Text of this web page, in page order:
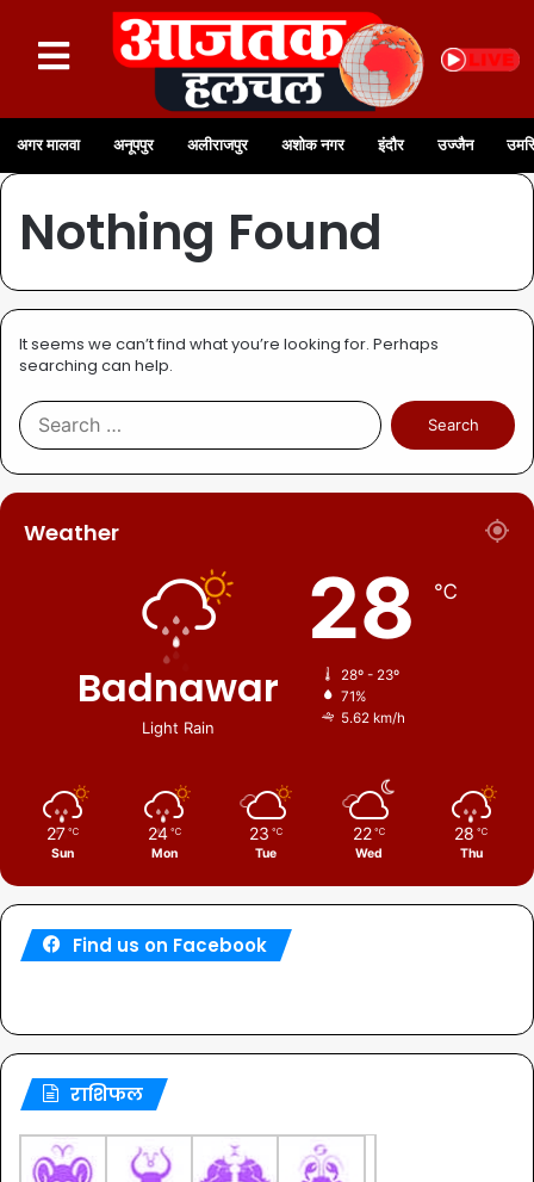
अगर मालवा अनूपपुर अलीराजपुर अशोक नगर इंदौर उज्जैन
Nothing Found
It seems we can’t find what you’re looking for. Perhaps
searching can help.
Weather
Badnawar
Light Rain
28 ℃
28º - 23º
71%
5.62 km/h
27 ℃
Sun
24 ℃
Mon
23 ℃
Tue
22 ℃
Wed
28 ℃
Thu
Find us on Facebook
राशिफल